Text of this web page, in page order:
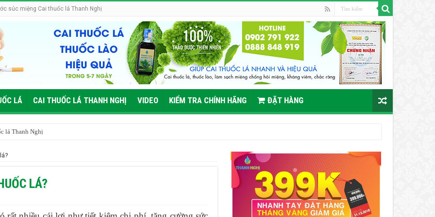
súc miệng Cai thuốc lá Thanh Nghị
LÁ CAI THUỐC LÁ THANH NGHỊ VIDEO KIỂM TRA CHÍNH HÃNG ĐẶT HÀNG
lá Thanh Nghị
nào? LÁ?